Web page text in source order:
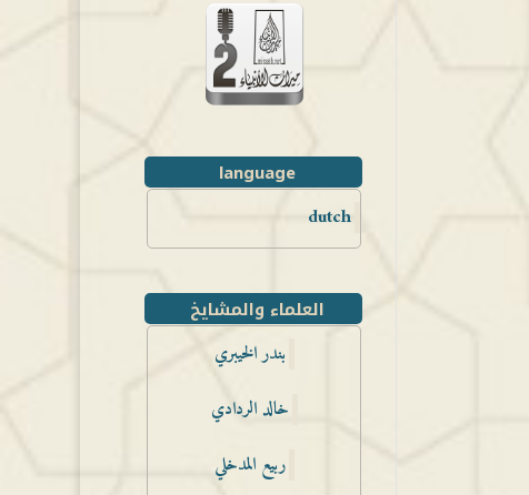
language
dutch
العلماء والمشايخ
بندر الخيبري
خالد الردادي
ربيع المدخلي